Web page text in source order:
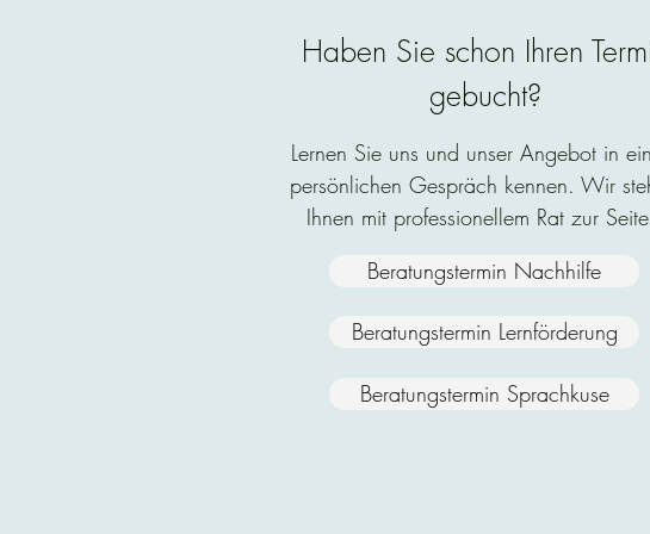
Haben Sie schon Ihren
gebucht?
Lernen Sie uns und unser Angebot in
persönlichen Gespräch kennen. Wir
Ihnen mit professionellem Rat zur
Beratungstermin Nachhilfe
Beratungstermin Lernförderung
Beratungstermin Sprachkuse